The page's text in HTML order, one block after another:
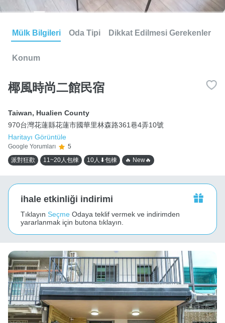
Mülk Bilgileri Oda Tipi Dikkat Edilmesi Gerekenler
Konum
椰風時尚二館民宿
Taiwan, Hualien County
970台灣花蓮縣花蓮市國華里林森路361巷4弄10號
Haritayı Görüntüle
Google Yorumları
5
派對狂歡
11~20人包棟 10人⬇包棟 🔥 New🔥
ihale etkinliği indirimi
Tıklayın Seçme Odaya teklif vermek ve indirimden
yararlanmak için butona tıklayın.